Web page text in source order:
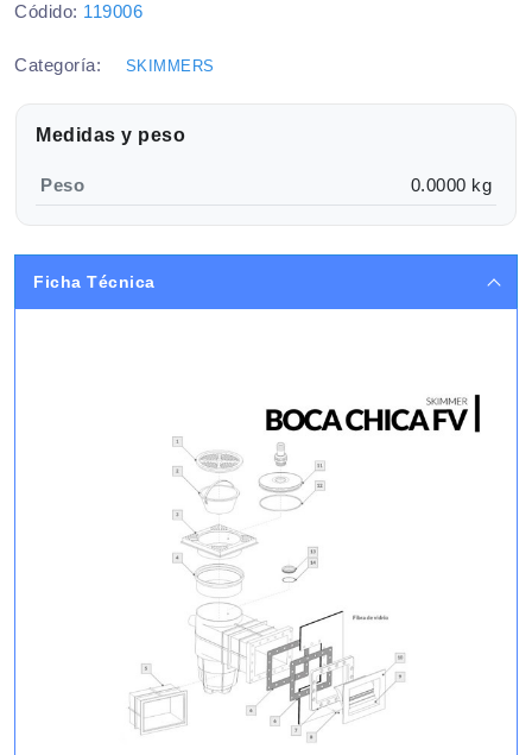
Códido: 119006
Categoría: SKIMMERS
Medidas y peso
Peso 0.0000 kg
Ficha Técnica